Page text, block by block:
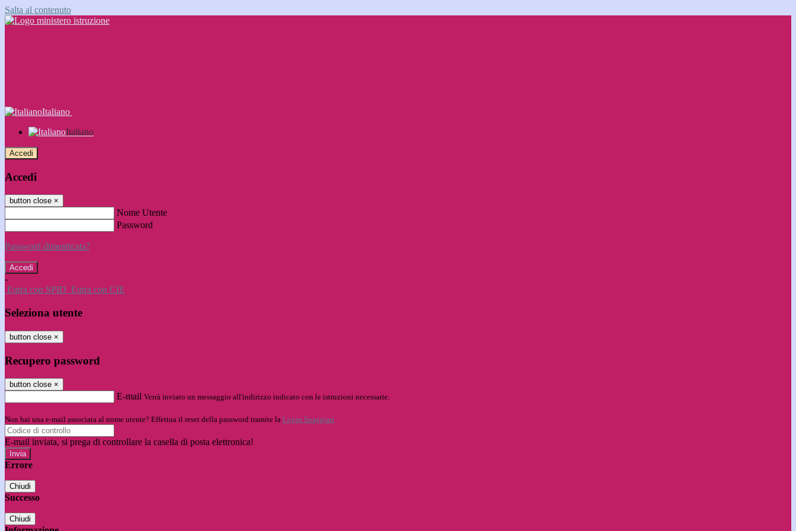
Salta al contenuto
Italiano
Italiano
Accedi
Accedi
button close ×
Nome Utente
Password
Password dimenticata?
-
Entra con SPID Entra con CIE
Seleziona utente
button close ×
Recupero password
button close ×
E-mail Verrà inviato un messaggio all'indirizzo indicato con le istruzioni necessarie.
Non hai una e-mail associata al nome utente? Effettua il reset della password tramite la Login Spaggiari
E-mail inviata, si prega di controllare la casella di posta elettronica!
Errore
Chiudi
Successo
Chiudi